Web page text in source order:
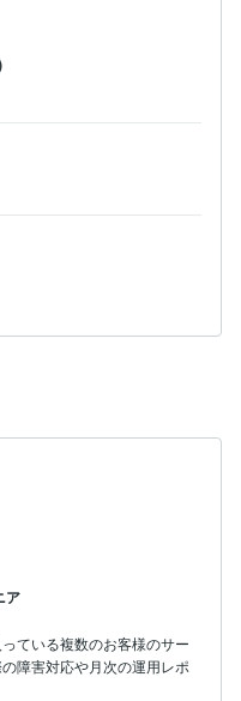
ア
ている複数のお客様のサー
障害対応や月次の運用レポ